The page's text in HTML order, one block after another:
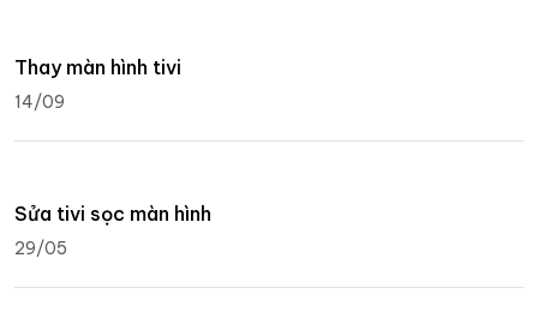
Thay màn hình tivi
14/09
Sửa tivi sọc màn hình
29/05